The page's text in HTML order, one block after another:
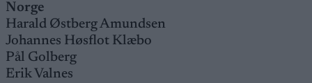
Norge
Harald Østberg Amundsen
Johannes Høsflot Klæbo
Pål Golberg
Erik Valnes